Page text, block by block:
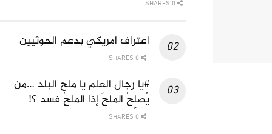
اعتراف امريكي بدعم الحوثيين
#يا رجال العلم يا ملح البلد …من
يُصلِحُ الملحَ إذا الملحُ فسد ؟!